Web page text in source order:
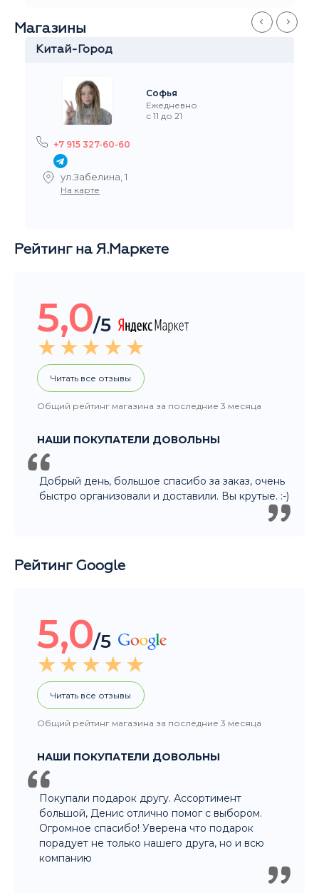
Магазины
Китай-Город
Софья
Ежедневно
с 11 до 21
+7 915 327-60-60
ул.Забелина, 1
На карте
Рейтинг на Я.Маркете
5,0/5
Читать все отзывы
Общий рейтинг магазина за последние 3 месяца
НАШИ ПОКУПАТЕЛИ ДОВОЛЬНЫ
Добрый день, большое спасибо за заказ, очень
быстро организовали и доставили. Вы крутые. :-)
Рейтинг Google
5,0/5
Читать все отзывы
Общий рейтинг магазина за последние 3 месяца
НАШИ ПОКУПАТЕЛИ ДОВОЛЬНЫ
Покупали подарок другу. Ассортимент
большой, Денис отлично помог с выбором.
Огромное спасибо! Уверена что подарок
порадует не только нашего друга, но и всю
компанию